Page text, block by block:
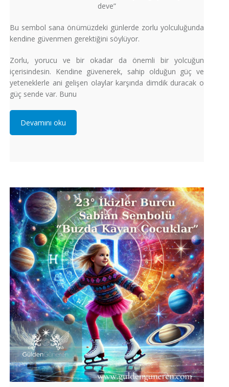
deve”
Bu sembol sana önümüzdeki günlerde zorlu yolculuğunda
kendine güvenmen gerektiğini söylüyor.
Zorlu, yorucu ve bir okadar da önemli bir yolcuğun
içerisindesin. Kendine güvenerek, sahip olduğun güç ve
yeteneklerle ani gelişen olaylar karşında dimdik duracak o
güç sende var. Bunu
Devamını oku